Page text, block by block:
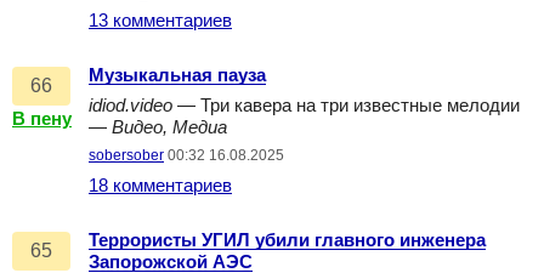
13 комментариев
66
В пену
Музыкальная пауза
idiod.video — Три кавера на три известные мелодии
— Видео, Медиа
sobersober 00:32 16.08.2025
18 комментариев
65
Террористы УГИЛ убили главного инженера
Запорожской АЭС